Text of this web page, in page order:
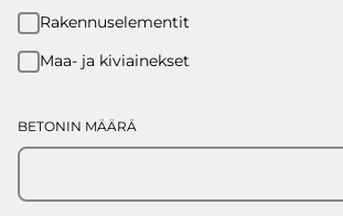
Rakennuselementit
Maa- ja kiviainekset
BETONIN MÄÄRÄ